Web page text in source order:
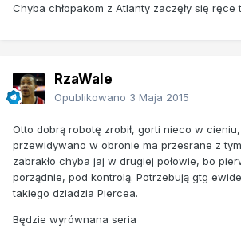
Chyba chłopakom z Atlanty zaczęły się ręce
RzaWale
Opublikowano 3 Maja 2015
Otto dobrą robotę zrobił, gorti nieco w
przewidywano w obronie ma przesrane z
zabrakło chyba jaj w drugiej połowie, bo
porządnie, pod kontrolą. Potrzebują gtg
takiego dziadzia Piercea.
Będzie wyrównana seria